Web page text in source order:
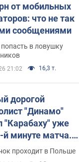
от мобильных
что не так
сообщениями
попасть в ловушку
21:02 16,3 т.
дорогой
"Динамо"
"Карабаху" уже
й минуте матча.
проходит в Польше